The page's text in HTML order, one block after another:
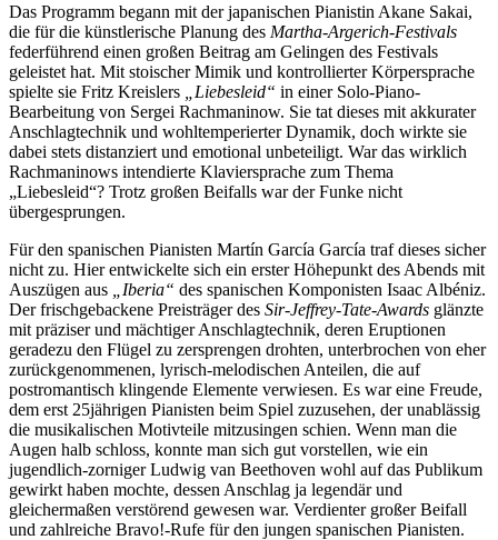
Das Programm begann mit der japanischen Pianistin Akane Sakai,
die für die künstlerische Planung des Martha-Argerich-Festivals
federführend einen großen Beitrag am Gelingen des Festivals
geleistet hat. Mit stoischer Mimik und kontrollierter Körpersprache
spielte sie Fritz Kreislers
„Liebesleid“ in einer Solo-Piano-
Bearbeitung von Sergei Rachmaninow. Sie tat dieses mit akkurater
Anschlagtechnik und wohltemperierter Dynamik, doch wirkte sie
dabei stets distanziert und emotional unbeteiligt. War das wirklich
Rachmaninows intendierte Klaviersprache zum Thema
„Liebesleid“? Trotz großen Beifalls war der Funke nicht
übergesprungen.
Für den spanischen Pianisten Martín García García traf dieses sicher
nicht zu. Hier entwickelte sich ein erster Höhepunkt des Abends mit
Auszügen aus
„Iberia“ des spanischen Komponisten Isaac Albéniz.
Der frischgebackene Preisträger des Sir-Jeffrey-Tate-Awards glänzte
mit präziser und mächtiger Anschlagtechnik, deren Eruptionen
geradezu den Flügel zu zersprengen drohten, unterbrochen von eher
zurückgenommenen, lyrisch-melodischen Anteilen, die auf
postromantisch klingende Elemente verwiesen. Es war eine Freude,
dem erst 25jährigen Pianisten beim Spiel zuzusehen, der unablässig
die musikalischen Motivteile mitzusingen schien. Wenn man die
Augen halb schloss, konnte man sich gut vorstellen, wie ein
jugendlich-zorniger Ludwig van Beethoven wohl auf das Publikum
gewirkt haben mochte, dessen Anschlag ja legendär und
gleichermaßen verstörend gewesen war. Verdienter großer Beifall
und zahlreiche Bravo!-Rufe für den jungen spanischen Pianisten.